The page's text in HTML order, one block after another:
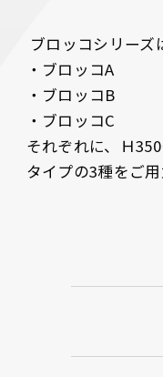
・ブロッコA
・ブロッコB
・ブロッコC
それぞれに、Ｈ
タイプの3種をご用